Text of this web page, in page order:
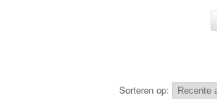
Sorteren op: